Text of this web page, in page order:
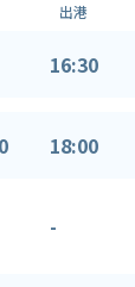
出港
16:30
18:00
-